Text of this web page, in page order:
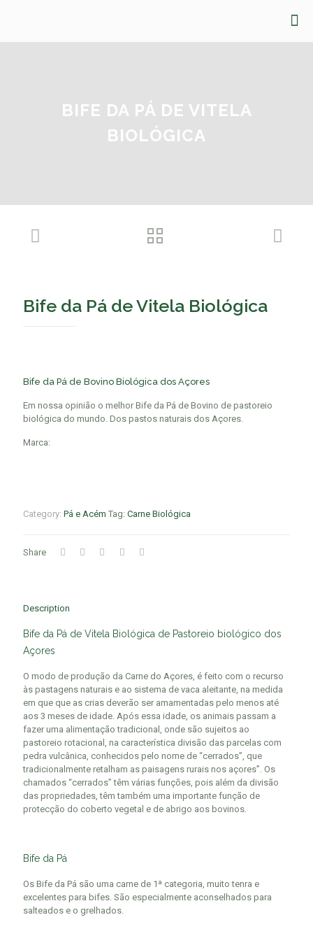
BIFE DA PÁ DE VITELA
BIOLÓGICA
Bife da Pá de Vitela Biológica
Bife da Pá de Bovino Biológica dos Açores
Em nossa opinião o melhor Bife da Pá de Bovino de pastoreio
biológica do mundo. Dos pastos naturais dos Açores.
Marca:
Category: Pá e Acém Tag: Carne Biológica
Share
Description
Bife da Pá de Vitela Biológica de Pastoreio biológico dos
Açores
O modo de produção da Carne do Açores, é feito com o recurso
às pastagens naturais e ao sistema de vaca aleitante, na medida
em que que as crias deverão ser amamentadas pelo menos até
aos 3 meses de idade. Após essa idade, os animais passam a
fazer uma alimentação tradicional, onde são sujeitos ao
pastoreio rotacional, na característica divisão das parcelas com
pedra vulcânica, conhecidos pelo nome de “cerrados”, que
tradicionalmente retalham as paisagens rurais nos açores”. Os
chamados “cerrados” têm várias funções, pois além da divisão
das propriedades, têm também uma importante função de
protecção do coberto vegetal e de abrigo aos bovinos.
Bife da Pá
Os Bife da Pá são uma carne de 1ª categoria, muito tenra e
excelentes para bifes. São especialmente aconselhados para
salteados e o grelhados.